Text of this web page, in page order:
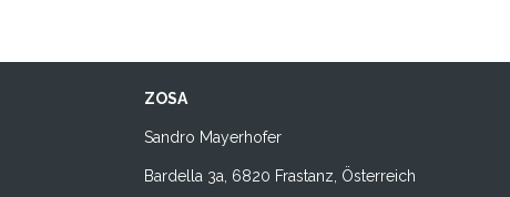
ZOSA
Sandro Mayerhofer
Bardella 3a, 6820 Frastanz, Österreich